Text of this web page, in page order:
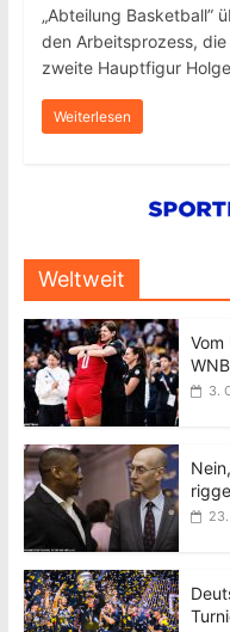
„Abteilung Basketball”
den Arbeitsprozess,
zweite Hauptfigur
Weiterlesen
Weltweit
3.